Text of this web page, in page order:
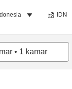
IDN
• 1 kamar